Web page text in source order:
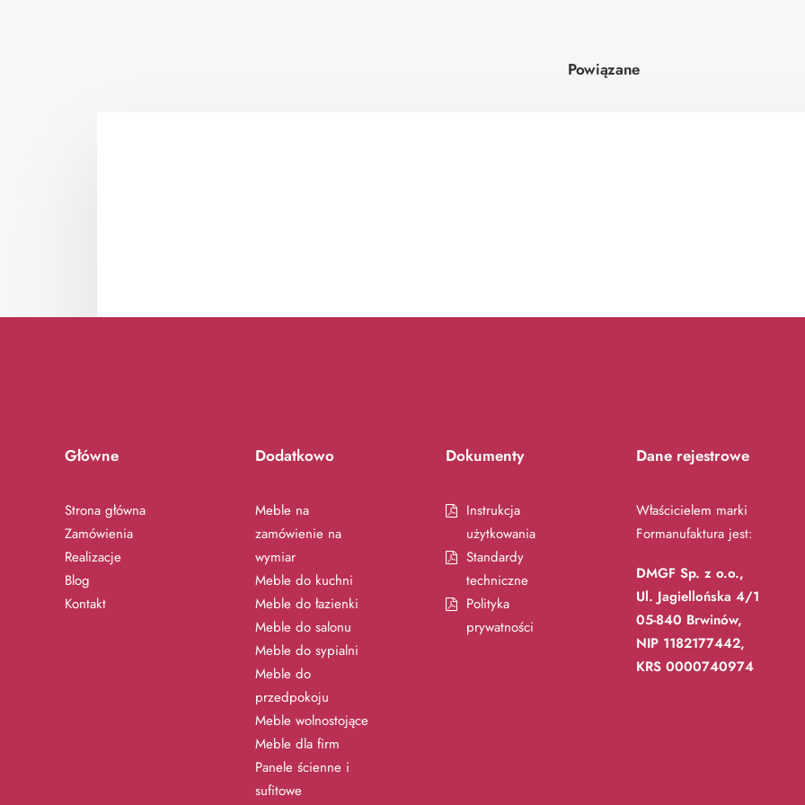
Powiązane
Główne
Strona główna
Zamówienia
Realizacje
Blog
Kontakt
Dodatkowo
Meble na
zamówienie na
wymiar
Meble do kuchni
Meble do łazienki
Meble do salonu
Meble do sypialni
Meble do
przedpokoju
Meble wolnostojące
Meble dla firm
Panele ścienne i
sufitowe
Dokumenty
Instrukcja
użytkowania
Standardy
techniczne
Polityka
prywatności
Dane rejestrowe
Właścicielem marki
Formanufaktura jest:
DMGF Sp. z o.o.,
Ul. Jagiellońska 4/1
05-840 Brwinów,
NIP 1182177442,
KRS 0000740974